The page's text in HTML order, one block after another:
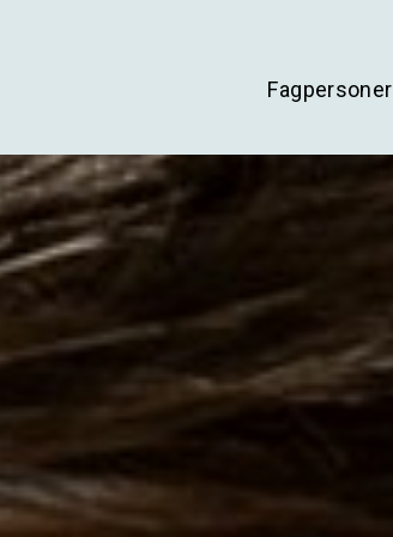
Fagpersoner